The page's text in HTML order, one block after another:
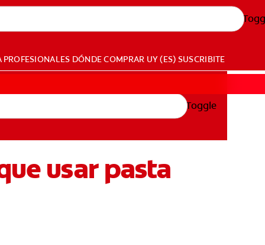
PROFESIONALES DÓNDE COMPRAR UY (ES) SUSCRIBITE
Toggle
usar pasta